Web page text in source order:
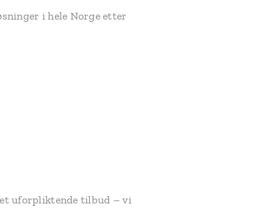
i hele Norge etter
uforpliktende tilbud – vi